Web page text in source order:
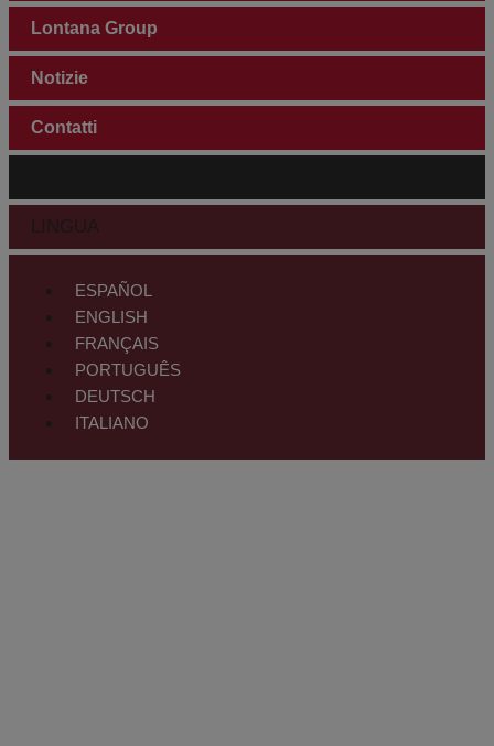
Lontana Group
Notizie
Contatti
LINGUA
ESPAÑOL
ENGLISH
FRANÇAIS
PORTUGUÊS
DEUTSCH
ITALIANO